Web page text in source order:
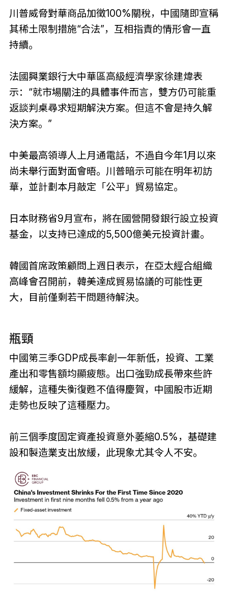
川普威脅對華商品加徵100%關稅，中國隨即宣稱
其稀土限制措施“合法”，互相指責的情形會一直
持續。
法國興業銀行大中華區高級經濟學家徐建煒表
示：“就市場關注的具體事件而言，雙方仍可能重
返談判桌尋求短期解決方案。但這不會是持久解
決方案。”
中美最高領導人上月通電話，不過自今年1月以來
尚未舉行面對面會晤。川普暗示可能在明年初訪
華，並計劃本月敲定「公平」貿易協定。
日本財務省9月宣布，將在國營開發銀行設立投資
基金，以支持已達成的5,500億美元投資計畫。
韓國首席政策顧問上週日表示，在亞太經合組織
高峰會召開前，韓美達成貿易協議的可能性更
大，目前僅剩若干問題待解決。
瓶頸
中國第三季GDP成長率創一年新低，投資、工業
產出和零售額均顯疲態。出口強勁成長帶來些許
緩解，這種失衡復甦不值得慶賀，中國股市近期
走勢也反映了這種壓力。
前三個季度固定資產投資意外萎縮0.5%，基礎建
設和製造業支出放緩，此現象尤其令人不安。